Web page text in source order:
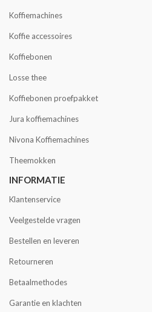
Koffiemachines
Koffie accessoires
Koffiebonen
Losse thee
Koffiebonen proefpakket
Jura koffiemachines
Nivona Koffiemachines
Theemokken
INFORMATIE
Klantenservice
Veelgestelde vragen
Bestellen en leveren
Retourneren
Betaalmethodes
Garantie en klachten